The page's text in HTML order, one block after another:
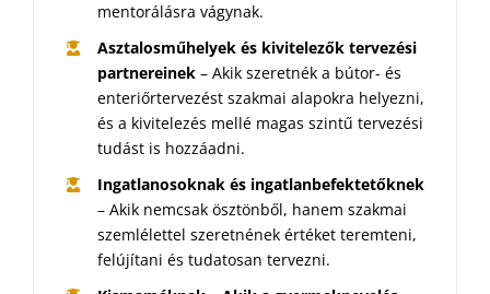
mentorálásra vágynak.
Asztalosműhelyek és kivitelezők tervezési
partnereinek– Akik szeretnék a bútor- és
enteriőrtervezést szakmai alapokra helyezni,
és a kivitelezés mellé magas szintű tervezési
tudást is hozzáadni.
Ingatlanosoknak és ingatlanbefektetőknek
– Akik nemcsak ösztönből, hanem szakmai
szemlélettel szeretnének értéket teremteni,
felújítani és tudatosan tervezni.